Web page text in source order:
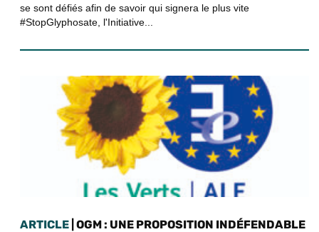
se sont défiés afin de savoir qui signera le plus vite
#StopGlyphosate, l'Initiative...
ARTICLE | OGM : UNE PROPOSITION INDÉFENDABLE